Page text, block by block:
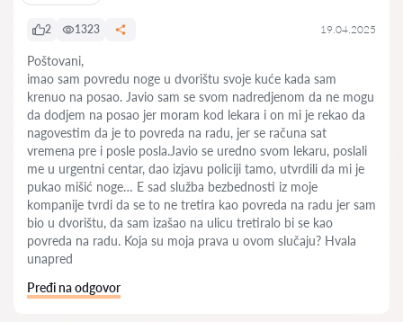
2 1323 19.04.2025
Poštovani,
imao sam povredu noge u dvorištu svoje kuće kada sam
krenuo na posao. Javio sam se svom nadredjenom da ne mogu
da dodjem na posao jer moram kod lekara i on mi je rekao da
nagovestim da je to povreda na radu, jer se računa sat
vremena pre i posle posla.Javio se uredno svom lekaru, poslali
me u urgentni centar, dao izjavu policiji tamo, utvrdili da mi je
pukao mišić noge… E sad služba bezbednosti iz moje
kompanije tvrdi da se to ne tretira kao povreda na radu jer sam
bio u dvorištu, da sam izašao na ulicu tretiralo bi se kao
povreda na radu. Koja su moja prava u ovom slučaju? Hvala
unapred
Pređi na odgovor